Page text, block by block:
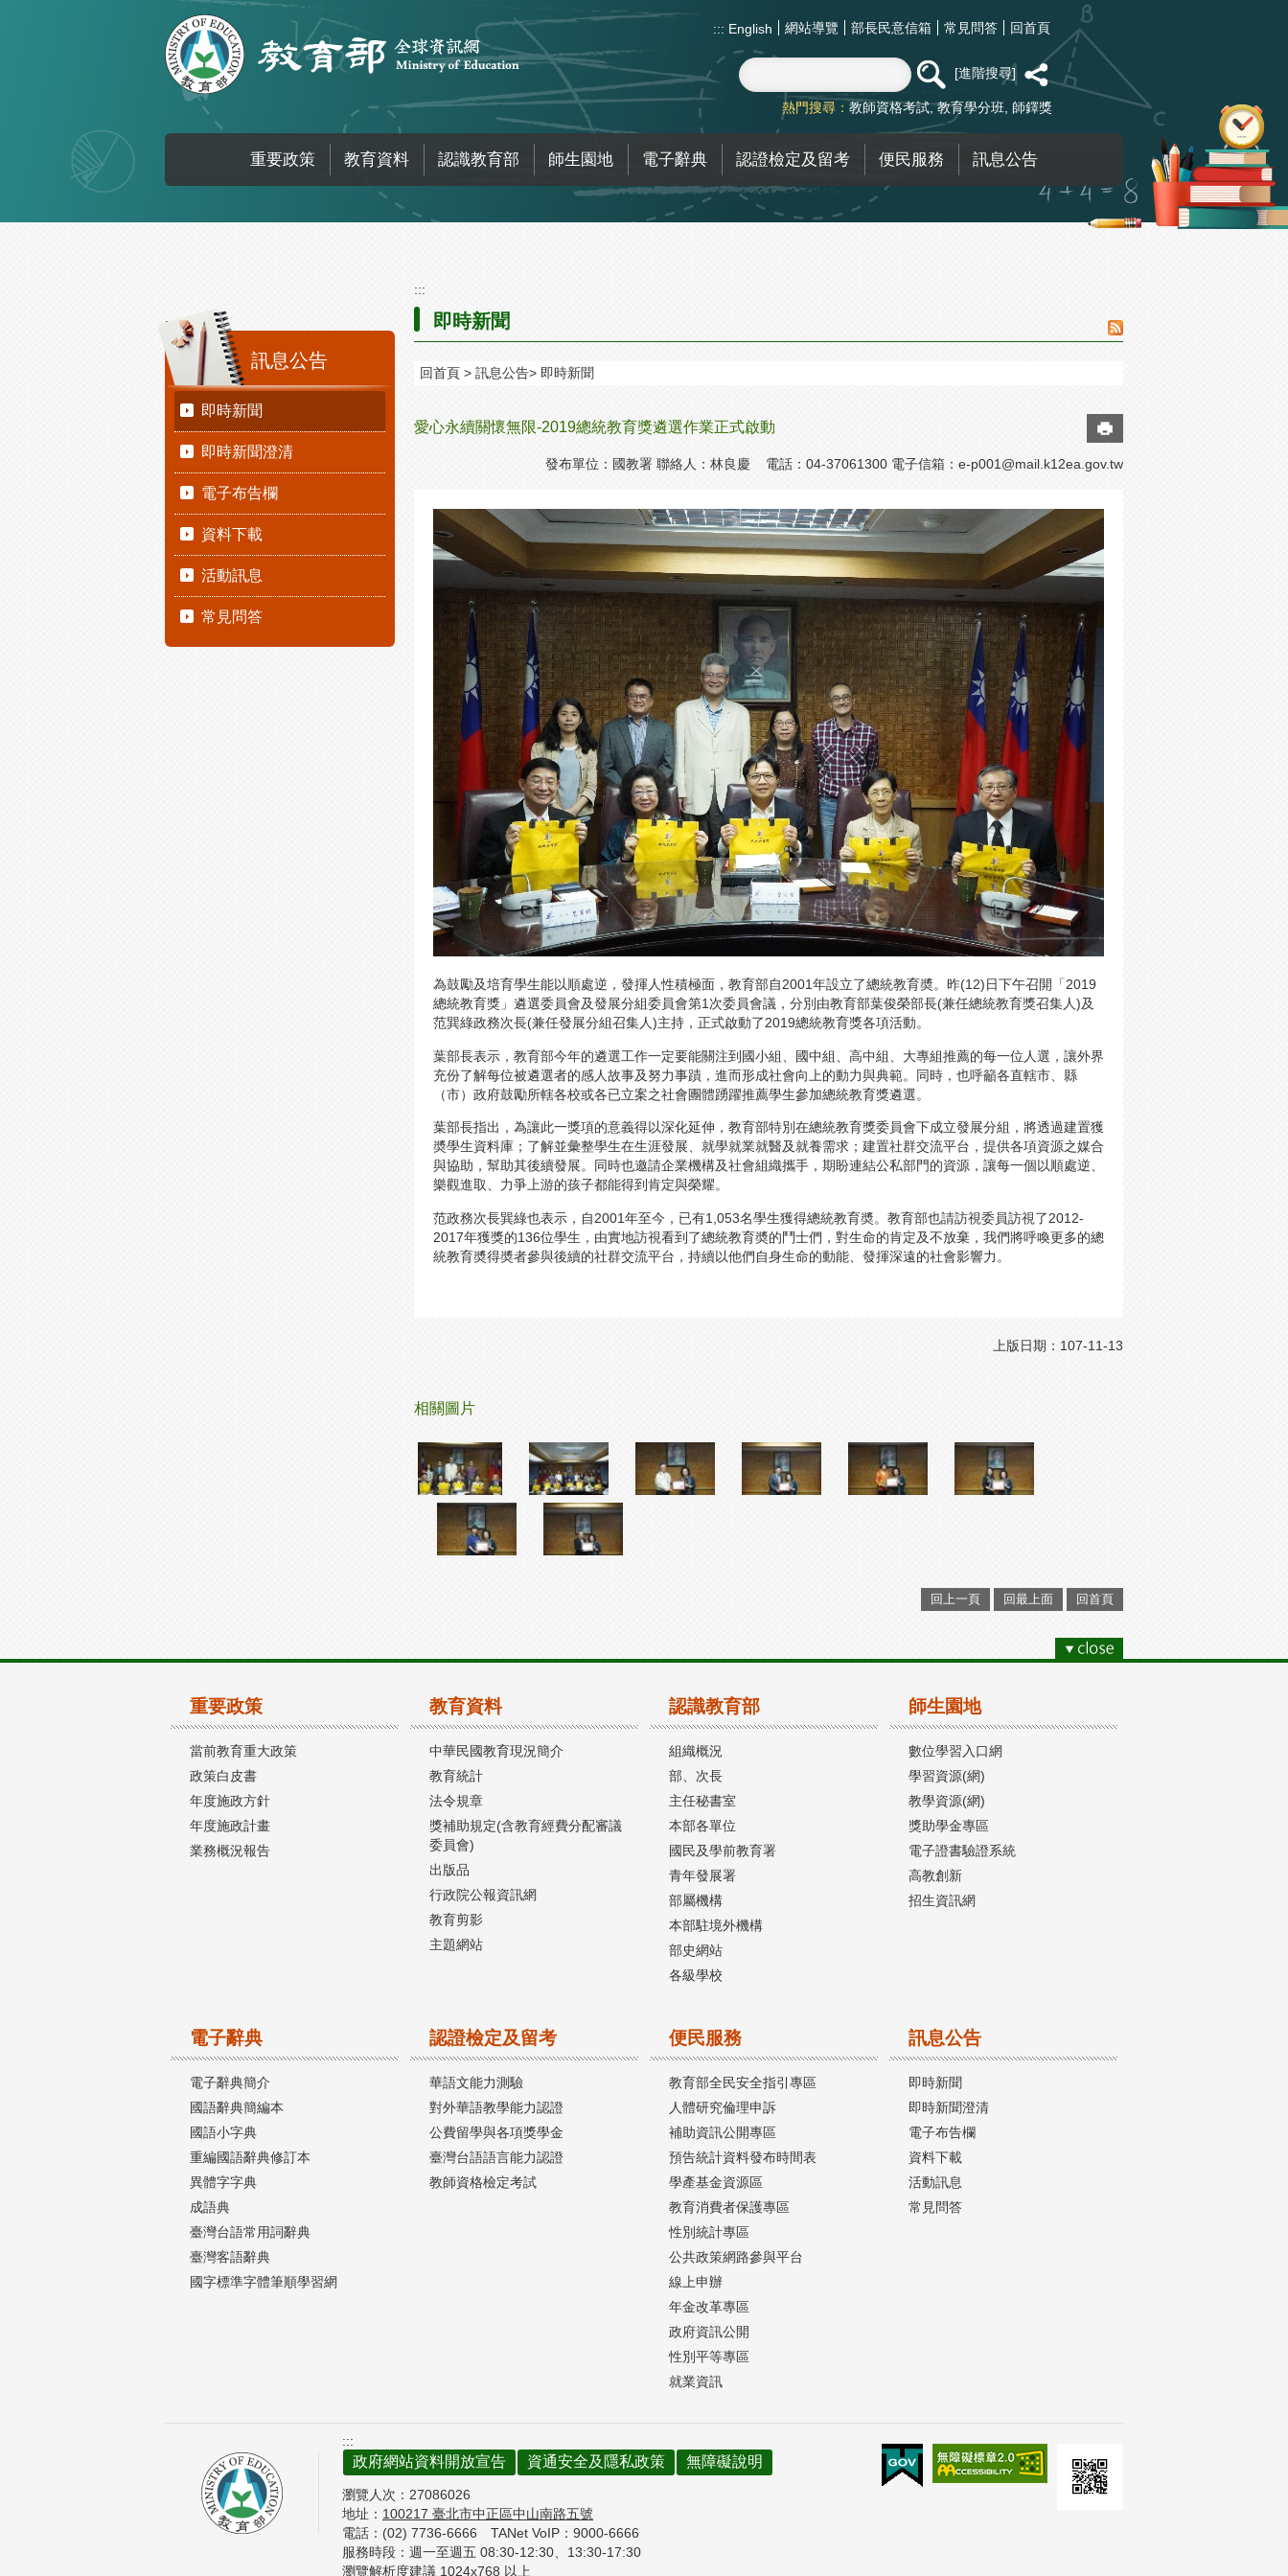
::: English 網站導覽 部長民意信箱 常見問答 回首頁
進階搜尋
熱門搜尋： 教師資格考試 教育學分班 師鐸獎
重要政策 教育資料 認識教育部 師生園地 電子辭典 認證檢定及留考 便民服務 訊息公告
:::
訊息公告
即時新聞
即時新聞澄清
電子布告欄
資料下載
活動訊息
常見問答
:::
即時新聞
回首頁 訊息公告 即時新聞
愛心永續關懷無限-2019總統教育獎遴選作業正式啟動
發布單位：國教署 聯絡人：林良慶 電話：04-37061300 電子信箱： e-p001@mail.k12ea.gov.tw
為鼓勵及培育學生能以順處逆，發揮人性積極面，教育部自2001年設立了總統教育奬。昨(12)日下午召開「2019
總統教育獎」遴選委員會及發展分組委員會第1次委員會議，分別由教育部葉俊榮部長(兼任總統教育獎召集人)及
范巽綠政務次長(兼任發展分組召集人)主持，正式啟動了2019總統教育獎各項活動。
葉部長表示，教育部今年的遴選工作一定要能關注到國小組、國中組、高中組、大專組推薦的每一位人選，讓外界
充份了解每位被遴選者的感人故事及努力事蹟，進而形成社會向上的動力與典範。同時，也呼籲各直轄市、縣
（市）政府鼓勵所轄各校或各已立案之社會團體踴躍推薦學生參加總統教育獎遴選。
葉部長指出，為讓此一獎項的意義得以深化延伸，教育部特別在總統教育獎委員會下成立發展分組，將透過建置獲
奬學生資料庫；了解並彙整學生在生涯發展、就學就業就醫及就養需求；建置社群交流平台，提供各項資源之媒合
與協助，幫助其後續發展。同時也邀請企業機構及社會組織攜手，期盼連結公私部門的資源，讓每一個以順處逆、
樂觀進取、力爭上游的孩子都能得到肯定與榮耀。
范政務次長巽綠也表示，自2001年至今，已有1,053名學生獲得總統教育奬。教育部也請訪視委員訪視了2012-
2017年獲獎的136位學生，由實地訪視看到了總統教育奬的鬥士們，對生命的肯定及不放棄，我們將呼喚更多的總
統教育奬得奬者參與後續的社群交流平台，持續以他們自身生命的動能、發揮深遠的社會影響力。
上版日期：107-11-13
相關圖片
回上一頁 回最上面 回首頁
重要政策
當前教育重大政策
政策白皮書
年度施政方針
年度施政計畫
業務概況報告
教育資料
中華民國教育現況簡介
教育統計
法令規章
獎補助規定(含教育經費分配審議
委員會)
出版品
行政院公報資訊網
教育剪影
主題網站
認識教育部
組織概況
部、次長
主任秘書室
本部各單位
國民及學前教育署
青年發展署
部屬機構
本部駐境外機構
部史網站
各級學校
師生園地
數位學習入口網
學習資源(網)
教學資源(網)
獎助學金專區
電子證書驗證系統
高教創新
招生資訊網
電子辭典
電子辭典簡介
國語辭典簡編本
國語小字典
重編國語辭典修訂本
異體字字典
成語典
臺灣台語常用詞辭典
臺灣客語辭典
國字標準字體筆順學習網
認證檢定及留考
華語文能力測驗
對外華語教學能力認證
公費留學與各項獎學金
臺灣台語語言能力認證
教師資格檢定考試
便民服務
教育部全民安全指引專區
人體研究倫理申訴
補助資訊公開專區
預告統計資料發布時間表
學產基金資源區
教育消費者保護專區
性別統計專區
公共政策網路參與平台
線上申辦
年金改革專區
政府資訊公開
性別平等專區
就業資訊
訊息公告
即時新聞
即時新聞澄清
電子布告欄
資料下載
活動訊息
常見問答
:::
政府網站資料開放宣告 資通安全及隱私政策 無障礙說明
瀏覽人次： 27086026
地址： 100217 臺北市中正區中山南路五號
電話：(02) 7736-6666 TANet VoIP：9000-6666
服務時段：週一至週五 08:30-12:30、 13:30-17:30
瀏覽解析度建議 1024x768 以上